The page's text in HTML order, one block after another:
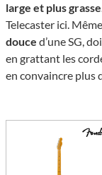
large et plus grasse
Telecaster ici.
douce d’une SG,
en grattant les
en convaincre plus